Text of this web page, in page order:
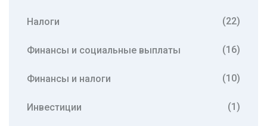
Налоги (22)
Финансы и социальные выплаты (16)
Финансы и налоги (10)
Инвестиции (1)